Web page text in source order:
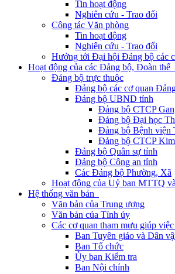
Tin hoạt động
Nghiên cứu - Trao đổi
Công tác Văn phòng
Tin hoạt động
Nghiên cứu - Trao đổi
Hướng tới Đại hội Đảng bộ các
Hoạt động của các Đảng bộ, Đoàn thể
Đảng bộ trực thuộc
Đảng bộ các cơ quan
Đảng bộ UBND tỉnh
Đảng bộ CTCP
Đảng bộ Đại học
Đảng bộ Bệnh viện
Đảng bộ CTCP
Đảng bộ Quân sự tỉnh
Đảng bộ Công an tỉnh
Các Đảng bộ Phường, Xã
Hoạt động của Uỷ ban MTTQ
Hệ thống văn bản
Văn bản của Trung ương
Văn bản của Tỉnh ủy
Các cơ quan tham mưu giúp
Ban Tuyên giáo và Dân
Ban Tổ chức
Ủy ban Kiểm tra
Ban Nội chính